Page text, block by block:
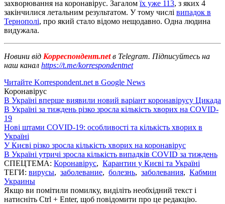
захворювання на коронавірус. Загалом їх уже 113, з яких 4
закінчилися летальним результатом. У тому числі випадок в
Тернополі, про який стало відомо нещодавно. Одна людина
видужала.
Новини від Корреспондент.netв Telegram. Підписуйтесь на
наш канал https://t.me/korrespondentnet
Читайте Korrespondent.net в Google News
Коронавірус
В Україні вперше виявили новий варіант коронавірусу Цикада
В Україні за тиждень різко зросла кількість хворих на COVID-
19
Нові штами COVID-19: особливості та кількість хворих в
Україні
У Києві різко зросла кількість хворих на коронавірус
В Україні утричі зросла кількість випадків COVID за тиждень
СПЕЦТЕМА: Коронавірус, Карантин у Києві та Україні
ТЕГИ: вирусы, заболевание, болезнь, заболевания, Кабмин
Украины
Якщо ви помітили помилку, виділіть необхідний текст і
натисніть Ctrl + Enter, щоб повідомити про це редакцію.